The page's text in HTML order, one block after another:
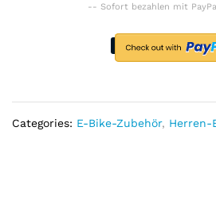
-- Sofort bezahlen mit
Categories: E-Bike-Zubehör, Herren-